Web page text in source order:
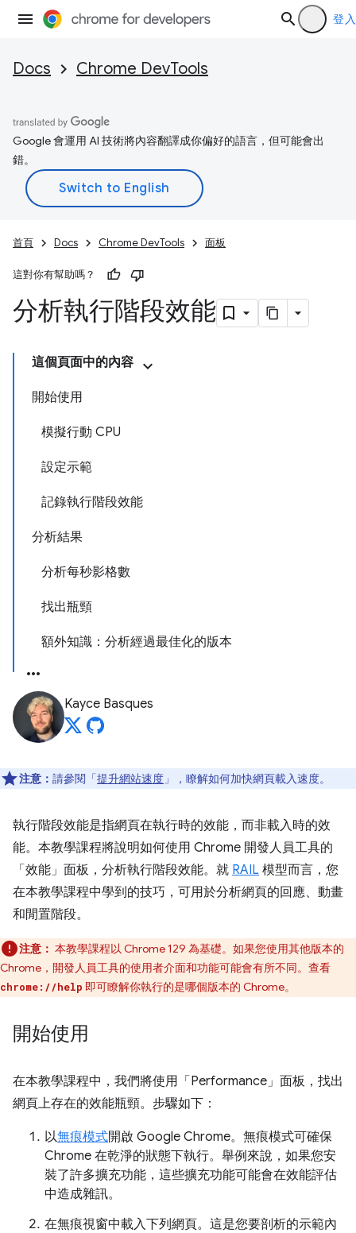
登入
Docs Chrome DevTools
Google 會運用 AI 技術將內容翻譯成你偏好的語言，但可能會出
錯。
首頁 Docs Chrome DevTools 面板
這對你有幫助嗎？
分析執行階段效能
這個頁面中的內容
開始使用
模擬行動 CPU
設定示範
記錄執行階段效能
分析結果
分析每秒影格數
找出瓶頸
額外知識：分析經過最佳化的版本
Kayce Basques
注意： 請參閱「提升網站速度 」，瞭解如何加快網頁載入速度。
執行階段效能是指網頁在執行時的效能，而非載入時的效
能。本教學課程將說明如何使用 Chrome 開發人員工具的
「效能」面板，分析執行階段效能。就 RAIL 模型而言，您
在本教學課程中學到的技巧，可用於分析網頁的回應、動畫
和閒置階段。
注意： 本教學課程以 Chrome 129 為基礎。如果您使用其他版本的
Chrome，開發人員工具的使用者介面和功能可能會有所不同。查看
chrome://help 即可瞭解你執行的是哪個版本的 Chrome。
開始使用
在本教學課程中，我們將使用「Performance」 面板，找出
網頁上存在的效能瓶頸。步驟如下：
以無痕模式開啟 Google Chrome。無痕模式可確保
Chrome 在乾淨的狀態下執行。舉例來說，如果您安
裝了許多擴充功能，這些擴充功能可能會在效能評估
中造成雜訊。
在無痕視窗中載入下列網頁。這是您要剖析的示範內